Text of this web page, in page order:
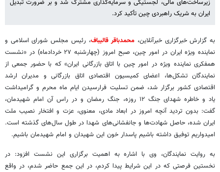
زیرساخت‌های مالی، لجستیکی و سرمایه‌گذاری مشترک شد و بر ضرورت تبدیل
ایران به شریک راهبردی چین تأکید کرد.
به گزارش خبرگزاری خبرآنلاین، محمدباقر قالیباف، رئیس مجلس شورای اسلامی و
نماینده ویژه ایران در امور چین، صبح امروز (چهارشنبه ۲۷ خردادماه) در «نشست
همفکری نماینده ویژه در امور چین با اتاق بازرگانی ایران» که با حضور جمعی از
نمایندگان تشکل‌ها، اعضای کمیسیون اقتصادی اتاق بازرگانی و مدیران ارشد
اقتصادی کشور برگزار شد، ضمن تسلیت فرارسیدن ایام ماه محرم و گرامیداشت
یاد و خاطره شهدای جنگ ۱۲ روزه، جنگ رمضان و در راس آن امام شهیدمان،
گفت: بدون تردید آنچه امروز در ابعاد مادی، معنوی، عزت و افتخار نصیب ملت
ایران شده، حاصل شهادت‌ها و جانفشانی‌های شهدا در طول سال‌های گذشته است.
امیدواریم توفیق داشته باشیم پاسدار خون این شهیدان و امام شهیدمان باشیم.
به روایت نمایندگان، وی با اشاره به اهمیت برگزاری این نشست افزود: در
نخستین فرصتی که در این شرایط پیدا کردم، در این جمع حاضر شدم، در واقع